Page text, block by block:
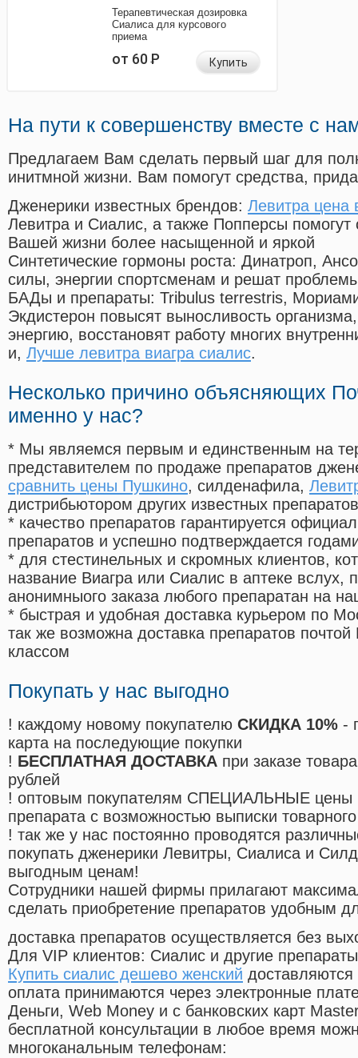
Терапевтическая дозировка
Сиалиса для курсового
приема
от 60Р Купить
На пути к совершенству вместе с
Предлагаем Вам сделать первый шаг для
инитмной жизни. Вам помогут средства,
Дженерики известных брендов: Левитра цена
Левитра и Сиалис, а также Попперсы помогут
Вашей жизни более насыщенной и яркой
Синтетические гормоны роста: Динатроп,
силы, энергии спортсменам и решат
БАДы и препараты: Tribulus terrestris,
Экдистерон повысят выносливость
энергию, восстановят работу многих
и, Лучше левитра виагра сиалис.
Несколько причино объясняющих
именно у нас?
* Мы являемся первым и единственным на
представителем по продаже препаратов
сравнить цены Пушкино, силденафила,
дистрибьютором других известных препаратов
* качество препаратов гарантируется
препаратов и успешно подтверждается
* для стестинельных и скромных клиентов,
название Виагра или Сиалис в аптеке вслух,
анонимныого заказа любого препаратан на
* быстрая и удобная доставка курьером по
так же возможна доставка препаратов
классом
Покупать у нас выгодно
! каждому новому покупателю СКИДКА 10% -
карта на последующие покупки
! БЕСПЛАТНАЯ ДОСТАВКА при заказе
рублей
! оптовым покупателям СПЕЦИАЛЬНЫЕ цены
препарата с возможностью выписки
! так же у нас постоянно проводятся
покупать дженерики Левитры, Сиалиса и
выгодным ценам!
Cотрудники нашей фирмы прилагают
сделать приобретение препаратов удобным
доставка препаратов осуществляется без
Для VIP клиентов: Сиалис и другие
Купить сиалис дешево женский доставляются
оплата принимаются через электронные
Деньги, Web Money и с банковских карт
бесплатной консультации в любое время
многоканальным телефонам: